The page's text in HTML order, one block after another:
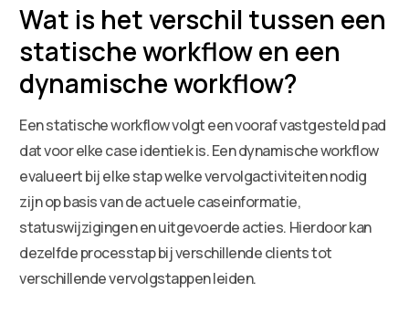
Wat is het verschil tussen een
statische workflow en een
dynamische workflow?
Een statische workflow volgt een vooraf vastgesteld pad
dat voor elke case identiek is. Een dynamische workflow
evalueert bij elke stap welke vervolgactiviteiten nodig
zijn op basis van de actuele caseinformatie,
statuswijzigingen en uitgevoerde acties. Hierdoor kan
dezelfde processtap bij verschillende clients tot
verschillende vervolgstappen leiden.